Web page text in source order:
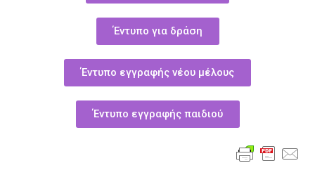
Έντυπο για δράση
Έντυπο εγγραφής νέου μέλους
Έντυπο εγγραφής παιδιού